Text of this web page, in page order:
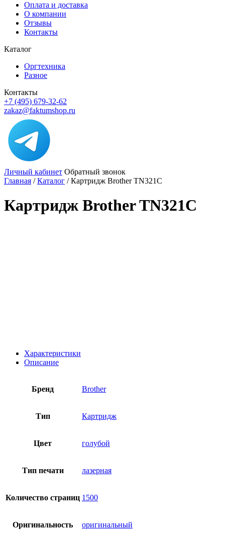
Оплата и доставка
О компании
Отзывы
Контакты
Каталог
Оргтехника
Разное
Контакты
+7 (495) 679-32-62
zakaz@faktumshop.ru
Личный кабинет Обратный звонок
Главная /Каталог /Картридж Brother TN321C
Картридж Brother TN321C
Характеристики
Описание
Бренд Brother
Тип Картридж
Цвет голубой
Тип печати лазерная
Количество страниц 1500
Оригинальность оригинальный